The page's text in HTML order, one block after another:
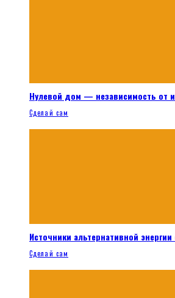
Нулевой дом — независимость от
Сделай сам
Источники альтернативной
Сделай сам